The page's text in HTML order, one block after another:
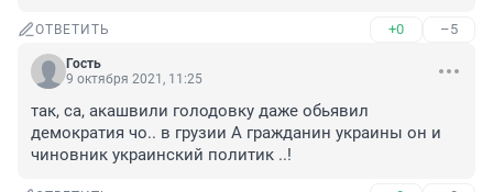
ОТВЕТИТЬ +0 –5
Гость
9 октября 2021, 11:25
так, са, акашвили голодовку даже обьявил
демократия чо.. в грузии А гражданин украины он и
чиновник украинский политик ..!